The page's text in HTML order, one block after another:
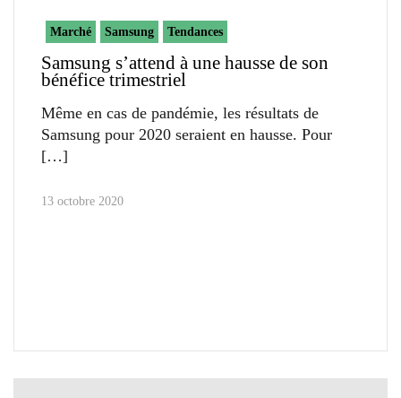
Marché Samsung Tendances
Samsung s’attend à une hausse de son
bénéfice trimestriel
Même en cas de pandémie, les résultats de
Samsung pour 2020 seraient en hausse. Pour
13 octobre 2020